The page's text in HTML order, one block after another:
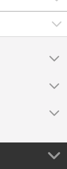
y el Museo